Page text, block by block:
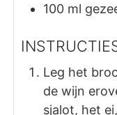
100 ml
Leg het
de wijn
sjalot, het